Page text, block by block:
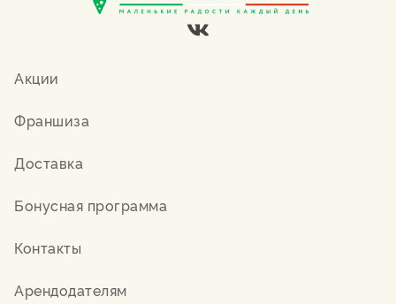
Акции
Франшиза
Доставка
Бонусная программа
Контакты
Арендодателям